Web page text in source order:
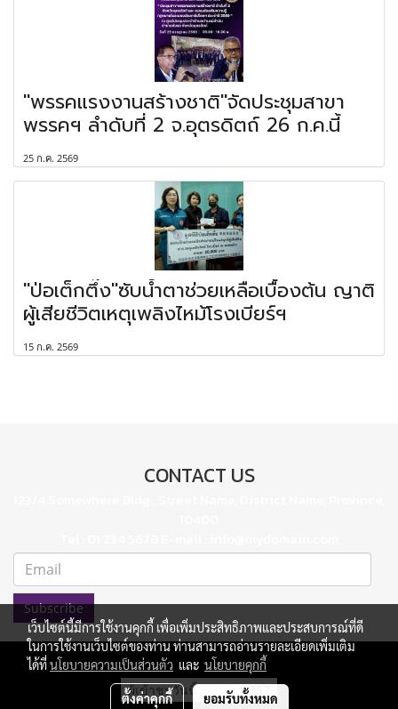
"พรรคแรงงานสร้างชาติ"จัดประชุมสาขา
พรรคฯ ลำดับที่ 2 จ.อุตรดิตถ์ 26 ก.ค.นี้
25 ก.ค. 2569
"ป่อเต็กตึ๊ง"ซับน้ำตาช่วยเหลือเบื้องต้น ญาติ
ผู้เสียชีวิตเหตุเพลิงไหม้โรงเบียร์ฯ
15 ก.ค. 2569
CONTACT US
Subscribe
ผู้เข้าชมวันนี้ 1,757
เว็บไซต์นี้มีการใช้งานคุกกี้ เพื่อเพิ่มประสิทธิภาพและประสบการณ์ที่ดี
ในการใช้งานเว็บไซต์ของท่าน ท่านสามารถอ่านรายละเอียดเพิ่มเติม
ได้ที่นโยบายความเป็นส่วนตัว และ นโยบายคุกกี้
ตั้งค่าคุกกี้ ยอมรับทั้งหมด